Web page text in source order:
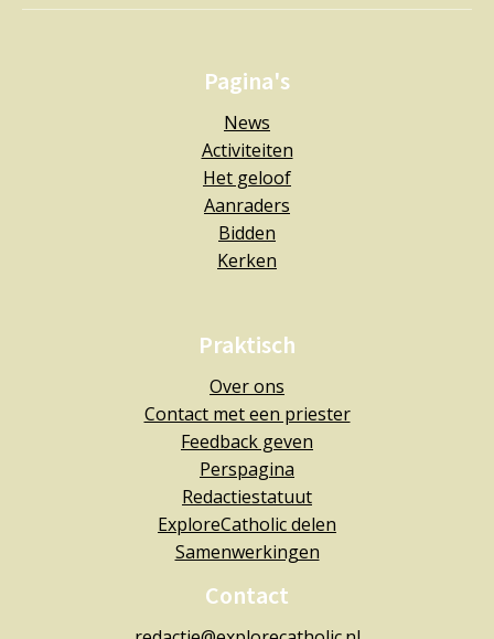
Pagina's
News
Activiteiten
Het geloof
Aanraders
Bidden
Kerken
Praktisch
Over ons
Contact met een priester
Feedback geven
Perspagina
Redactiestatuut
ExploreCatholic delen
Samenwerkingen
Contact